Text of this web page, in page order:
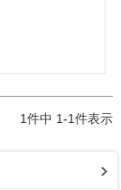
1件中 1-1件表示